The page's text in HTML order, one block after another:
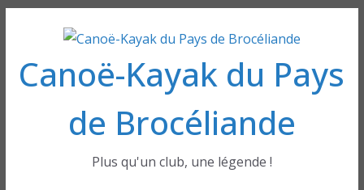
contenu
Canoë-Kayak du Pays
de Brocéliande
Plus qu'un club, une légende !